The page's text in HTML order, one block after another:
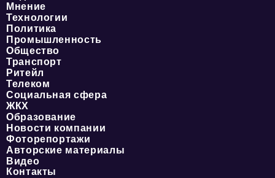
Мнение
Технологии
Политика
Промышленность
Общество
Транспорт
Ритейл
Телеком
Социальная сфера
ЖКХ
Образование
Новости компании
Фоторепортажи
Авторские материалы
Видео
Контакты